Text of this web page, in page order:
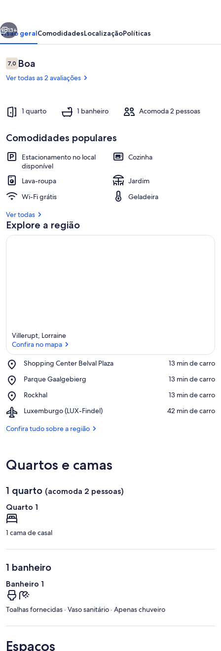
Quarto
Próximo
13+
Visão geralComodidadesLocalizaçãoPolíticas
Avaliações
7,07,0 de 10
Boa
Ver todas as 2 avaliações
1 quarto 1 banheiro Acomoda 2 pessoas
Comodidades populares
Estacionamento no local
disponível
Cozinha
Lava-roupa
Jardim
Wi-Fi grátis
Geladeira
Ver todas
Explore a região
Villerupt, Lorraine
Confira no mapa
Shopping Center Belval Plaza
Place,
Center
Plaza
‪13 min de carro‬
Parque Gaalgebierg
Place,
Gaalgebierg
‪13 min de carro‬
Rockhal
Place,
‪13 min de carro‬
Luxemburgo (LUX-Findel)
Airport,
(LUX-
‪42 min de carro‬
Confira tudo sobre a região
Quartos e camas
1 quarto (acomoda 2 pessoas)
Quarto 1
1 cama de casal
1 banheiro
Banheiro 1
Toalhas fornecidas · Vaso sanitário · Apenas chuveiro
Espaços